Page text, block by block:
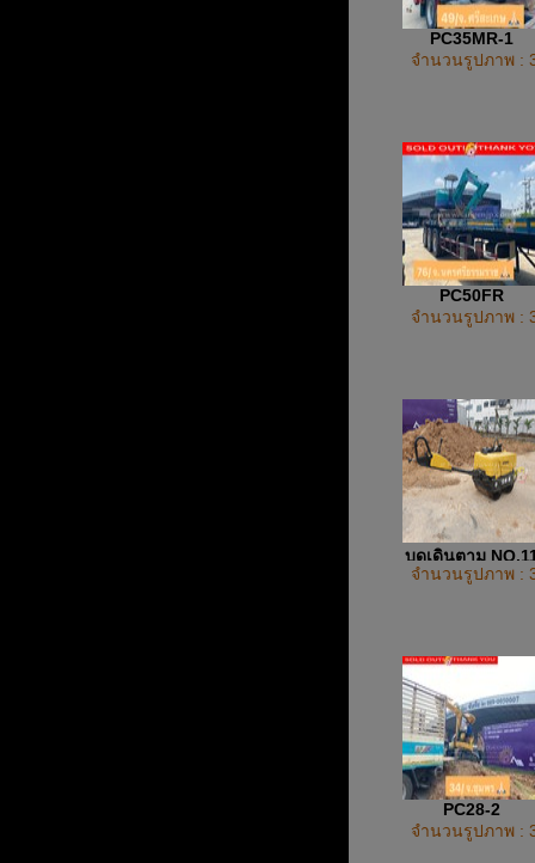
PC35MR-1
จำนวนรูปภาพ :
PC50FR
จำนวนรูปภาพ :
บดเดินตาม
จำนวนรูปภาพ :
PC28-2
จำนวนรูปภาพ :